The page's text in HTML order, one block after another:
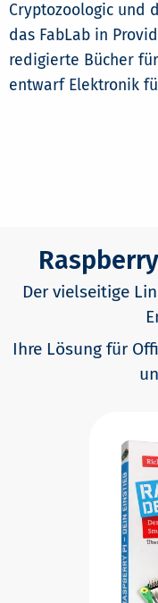
Cryptozoologic und
das FabLab in
redigierte Bücher
entwarf Elektronik
Der vielseitige
Ihre Lösung für